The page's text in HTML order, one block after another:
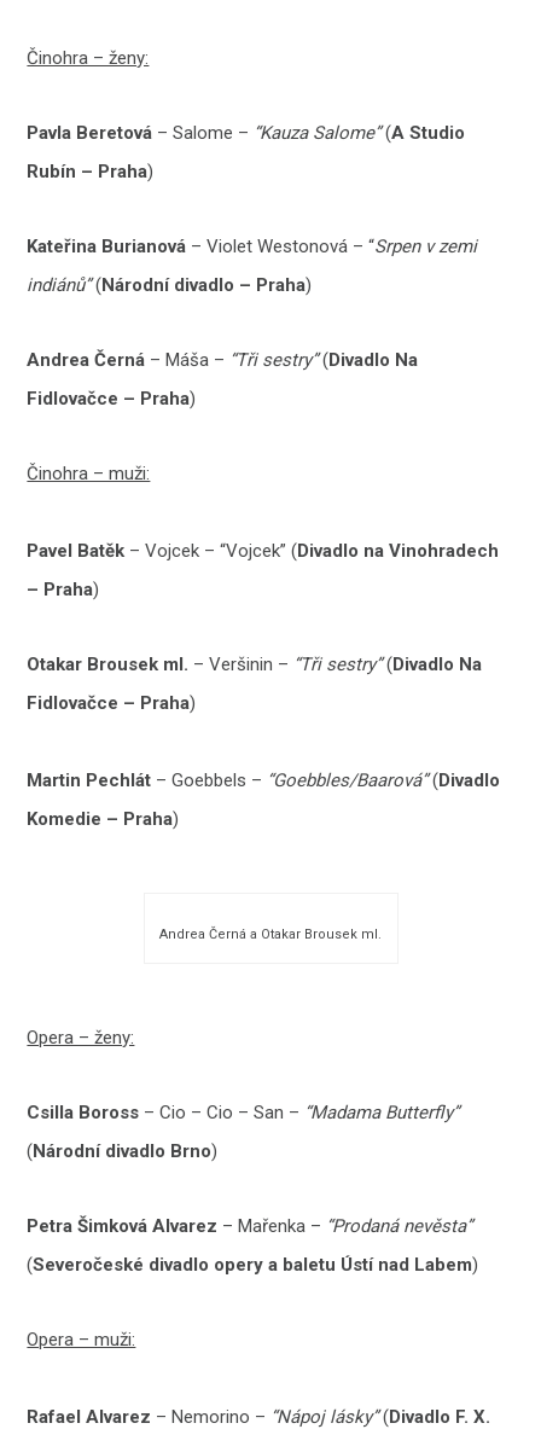
Činohra – ženy:
Pavla Beretová – Salome – “Kauza Salome”(A Studio
Rubín – Praha)
Kateřina Burianová – Violet Westonová – “Srpen v zemi
indiánů”(Národní divadlo – Praha)
Andrea Černá – Máša – “Tři sestry”(Divadlo Na
Fidlovačce – Praha)
Činohra – muži:
Pavel Batěk – Vojcek – “Vojcek” (Divadlo na Vinohradech
– Praha)
Otakar Brousek ml. – Veršinin – “Tři sestry”(Divadlo Na
Fidlovačce – Praha)
Martin Pechlát – Goebbels – “Goebbles/Baarová”(Divadlo
Komedie – Praha)
Andrea Černá a Otakar Brousek ml.
Opera – ženy:
Csilla Boross – Cio – Cio – San – “Madama Butterfly”
(Národní divadlo Brno)
Petra Šimková Alvarez – Mařenka – “Prodaná nevěsta”
(Severočeské divadlo opery a baletu Ústí nad Labem)
Opera – muži:
Rafael Alvarez – Nemorino – “Nápoj lásky”(Divadlo F. X.